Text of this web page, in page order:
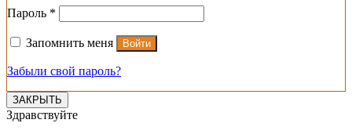
Пароль *
Запомнить меня Войти
Забыли свой пароль?
ЗАКРЫТЬ
Здравствуйте